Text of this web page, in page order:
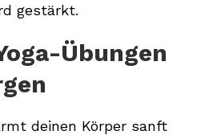
gestärkt.
Übungen
deinen Körper sanft